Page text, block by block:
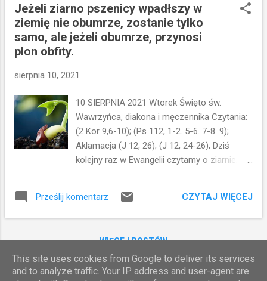
dostrzegamy, to w imię ratowania więzi
braterskiej mamy obowiązek napomnieć
brata. Odnosi się to do grzechu przez nas
przypadku możemy być jedynie świadkami
napomnienia braterskiego, o który mowa w
drugim etapie napomnienia. Pan Jezus
poleca nam: 1. Dyskretnie napomnieć brata.
2. W razie braku reakcji winniśmy wraz z
kimś innym ponowić napomnienie. 3. Jeżeli
jednak i to nie przyniosło rezultatu,
Pierwszy krok w rozwiązywaniu konfliktów
Jeżeli ziarno pszenicy wpadłszy w
ziemię nie obumrze, zostanie tylko
samo, ale jeżeli obumrze, przynosi
plon obfity.
sierpnia 10, 2021
10 SIERPNIA 2021 Wtorek Święto św.
Wawrzyńca, diakona i męczennika Czytania:
(2 Kor 9,6-10); (Ps 112, 1-2. 5-6. 7-8. 9);
Aklamacja (J 12, 26); (J 12, 24-26); Dziś
kolejny raz w Ewangelii czytamy o ziarnie.
plon. To znaczy, że poświęcenie
wszystkiego, co jest dla nas cenne -
indywidualizmu, materializmu. zapomina się
o tym zaleceniu... Ludzie kochają swoje
Prześlij komentarz CZYTAJ WIĘCEJ
WIĘCEJ POSTÓW
This site uses cookies from Google to deliver its services
and to analyze traffic. Your IP address and user-agent are